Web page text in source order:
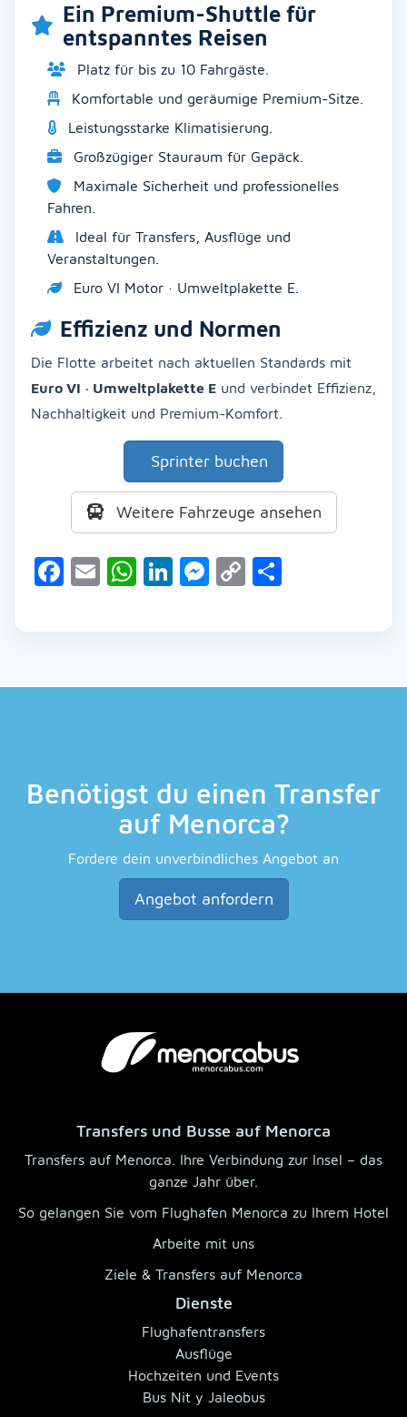
Ein Premium-Shuttle für
entspanntes Reisen
Platz für bis zu 10 Fahrgäste.
Komfortable und geräumige Premium-Sitze.
Leistungsstarke Klimatisierung.
Großzügiger Stauraum für Gepäck.
Maximale Sicherheit und professionelles
Fahren.
Ideal für Transfers, Ausflüge und
Veranstaltungen.
Euro VI Motor · Umweltplakette E.
Effizienz und Normen
Die Flotte arbeitet nach aktuellen Standards mit
Euro VI · Umweltplakette E und verbindet Effizienz,
Nachhaltigkeit und Premium-Komfort.
Sprinter buchen
Weitere Fahrzeuge ansehen
Facebook
EmailWhatsApp
LinkedIn
Messenger
Copy
Benötigst du einen Transfer
auf Menorca?
Fordere dein unverbindliches Angebot an
Angebot anfordern
Transfers und Busse auf Menorca
Transfers auf Menorca. Ihre Verbindung zur Insel – das
ganze Jahr über.
So gelangen Sie vom Flughafen Menorca zu Ihrem Hotel
Arbeite mit uns
Ziele & Transfers auf Menorca
Dienste
Flughafentransfers
Ausflüge
Hochzeiten und Events
Bus Nit y Jaleobus